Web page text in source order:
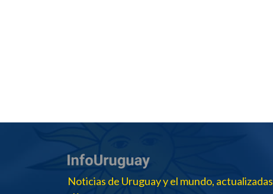
Noticias de Uruguay y el mundo, actualizadas